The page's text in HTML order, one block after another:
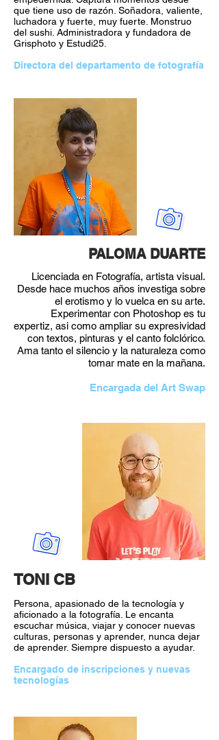
que tiene uso de razón. Soñadora, valiente,
luchadora y fuerte, muy fuerte. Monstruo
del sushi. Administradora y fundadora de
Grisphoto y Estudi25.
Directora del departamento de fotografía
PALOMA DUARTE
Licenciada en Fotografía, artista visual.
Desde hace muchos años investiga sobre
el erotismo y lo vuelca en su arte.
Experimentar con Photoshop es tu
expertiz, asi como ampliar su expresividad
con textos, pinturas y el canto folclórico.
Ama tanto el silencio y la naturaleza como
tomar mate en la mañana.
Encargada del Art Swap
TONI CB
Persona, apasionado de la tecnología y
aficionado a la fotografía. Le encanta
escuchar música, viajar y conocer nuevas
culturas, personas y aprender, nunca dejar
de aprender. Siempre dispuesto a ayudar.
Encargado de inscripciones y nuevas
tecnologías